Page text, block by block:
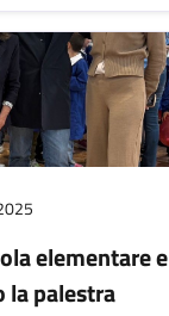
elementare e
palestra